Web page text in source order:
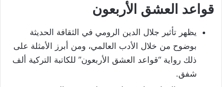
قواعد العشق الأربعون
يظهر تأثير جلال الدين الرومي في الثقافة الحديثة
بوضوح من خلال الأدب العالمي، ومن أبرز الأمثلة على
ذلك رواية “قواعد العشق الأربعون” للكاتبة التركية ألف
شفق.